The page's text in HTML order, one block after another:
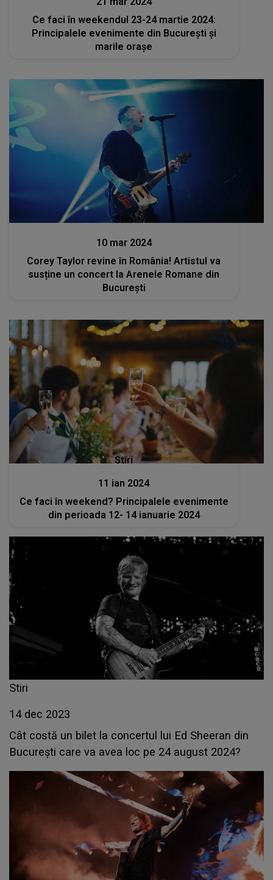
Ce faci în weekendul 23-24 martie 2024:
Principalele evenimente din București și
marile orașe
Stiri
10 mar 2024
Corey Taylor revine în România! Artistul va
susține un concert la Arenele Romane din
București
Stiri
11 ian 2024
Ce faci în weekend? Principalele evenimente
din perioada 12- 14 ianuarie 2024
Stiri
14 dec 2023
Cât costă un bilet la concertul lui Ed Sheeran din
București care va avea loc pe 24 august 2024?